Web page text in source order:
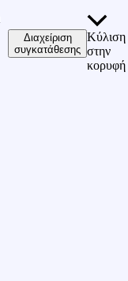
Διαχείριση
συγκατάθεσης
Κύλιση
στην
κορυφή